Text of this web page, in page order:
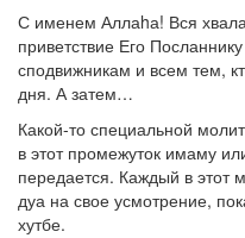
С именем Аллаhа! Вся
приветствие Его
сподвижникам и всем тем,
дня. А затем…
Какой-то специальной
в этот промежуток имаму
передается. Каждый в этот
дуа на свое усмотрение,
хутбе.